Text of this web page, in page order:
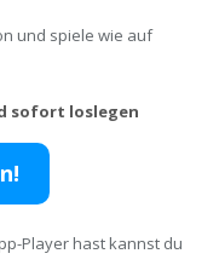
und spiele wie auf
sofort loslegen
Player hast kannst du